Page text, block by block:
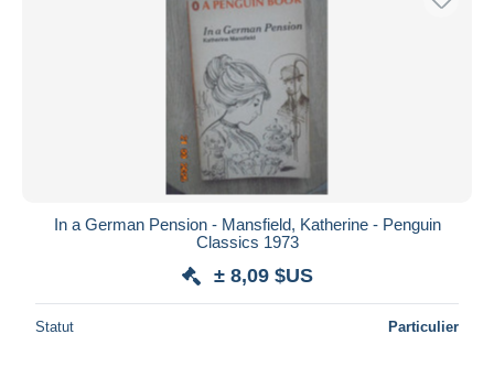
In a German Pension - Mansfield, Katherine - Penguin
Classics 1973
± 8,09 $US
Statut Particulier